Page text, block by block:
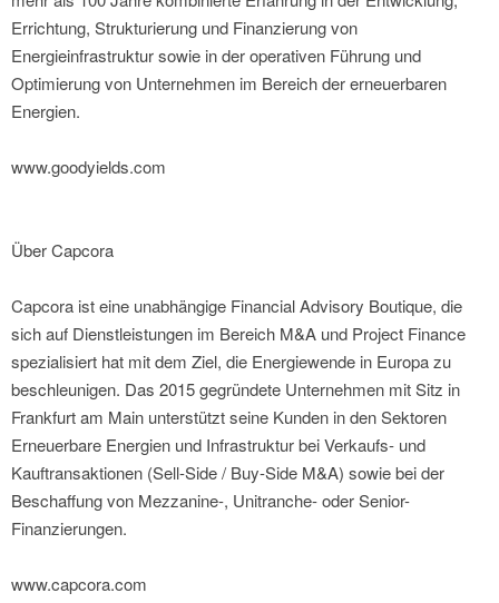
Errichtung, Strukturierung und Finanzierung von
Energieinfrastruktur sowie in der operativen Führung und
Optimierung von Unternehmen im Bereich der erneuerbaren
Energien.
www.goodyields.com
Über Capcora
Capcora ist eine unabhängige Financial Advisory Boutique, die
sich auf Dienstleistungen im Bereich M&A und Project Finance
spezialisiert hat mit dem Ziel, die Energiewende in Europa zu
beschleunigen. Das 2015 gegründete Unternehmen mit Sitz in
Frankfurt am Main unterstützt seine Kunden in den Sektoren
Erneuerbare Energien und Infrastruktur bei Verkaufs- und
Kauftransaktionen (Sell-Side / Buy-Side M&A) sowie bei der
Beschaffung von Mezzanine-, Unitranche- oder Senior-
Finanzierungen.
www.capcora.com